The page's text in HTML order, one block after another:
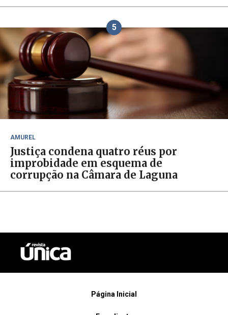
5
AMUREL
Justiça condena quatro réus por
improbidade em esquema de
corrupção na Câmara de Laguna
Página Inicial